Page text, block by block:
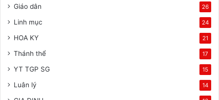
Giáo dân 26
Linh mục 24
HOA KY 21
Thánh thể 17
YT TGP SG 15
Luân lý 14